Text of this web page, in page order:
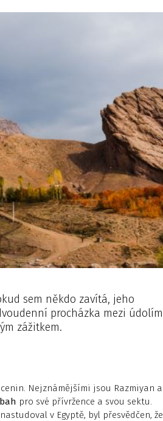
sem někdo zavítá, jeho
procházka mezi údolím
zážitkem.
Nejznámějšími jsou Razmiyan a
pro své přívržence a svou sektu.
v Egyptě, byl přesvědčen, že